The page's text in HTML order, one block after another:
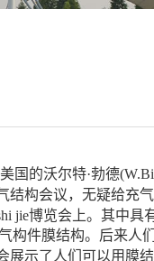
的沃尔特·勃德
结构会议，无疑给充
jie博览会上。其中具
构件膜结构。后来人
示了人们可以用膜